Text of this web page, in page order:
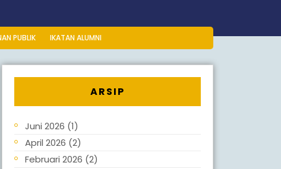
PUBLIK IKATAN ALUMNI
ARSIP
Juni 2026 (1)
April 2026 (2)
Februari 2026 (2)